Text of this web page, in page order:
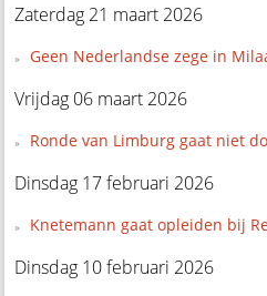
Zaterdag 21 maart 2026
Geen Nederlandse zege in
Vrijdag 06 maart 2026
Ronde van Limburg gaat niet
Dinsdag 17 februari 2026
Knetemann gaat opleiden bij
Dinsdag 10 februari 2026